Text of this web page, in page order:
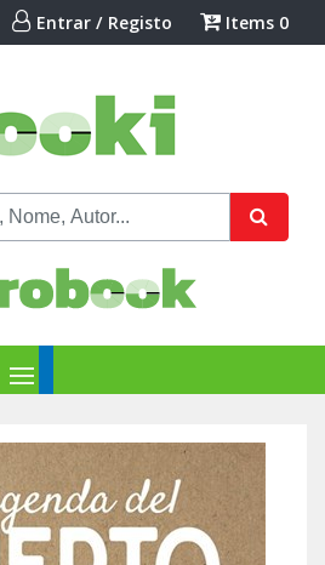
Entrar / Registo Items 0